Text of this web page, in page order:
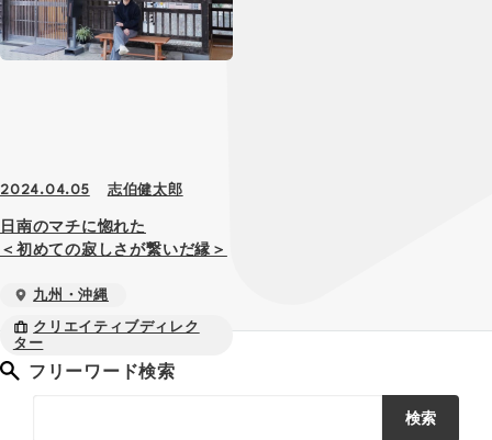
2024.04.05 志伯健太郎
日南のマチに惚れた
＜初めての寂しさが繋いだ縁＞
九州・沖縄
クリエイティブディレク
ター
フリーワード検索
検索